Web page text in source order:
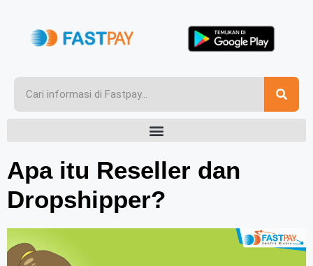
Apa itu Reseller dan
Dropshipper?